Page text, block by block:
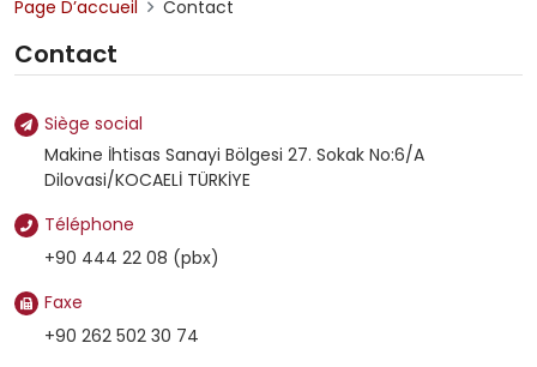
Page D’accueil Contact
Contact
Siège social
Makine İhtisas Sanayi Bölgesi 27. Sokak No:6/A
Dilovasi/KOCAELİ TÜRKİYE
Téléphone
+90 444 22 08 (pbx)
Faxe
+90 262 502 30 74